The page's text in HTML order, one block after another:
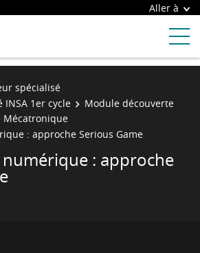
Aller à
spécialisé
1er cycle
Module découverte
Mécatronique
: approche Serious Game
: approche